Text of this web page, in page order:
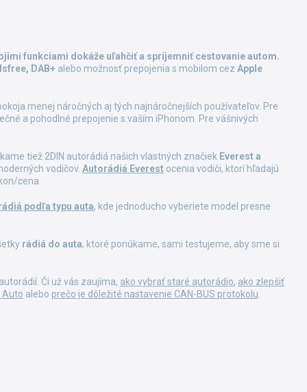
funkciami dokáže uľahčiť a spríjemniť cestovanie autom.
DAB+ alebo možnosť prepojenia s mobilom cez Apple
menej náročných aj tých najnáročnejších používateľov. Pre
a pohodlné prepojenie s vaším iPhonom. Pre vášnivých
tiež 2DIN autorádiá našich vlastných značiek Everest a
vodičov. Autorádiá Everest ocenia vodiči, ktorí hľadajú
cena.
podľa typu auta, kde jednoducho vyberiete model presne
rádiá do auta, ktoré ponúkame, sami testujeme, aby sme si
Či už vás zaujíma, ako vybrať staré autorádio, ako zlepšiť
Auto alebo prečo je dôležité nastavenie CAN-BUS protokolu